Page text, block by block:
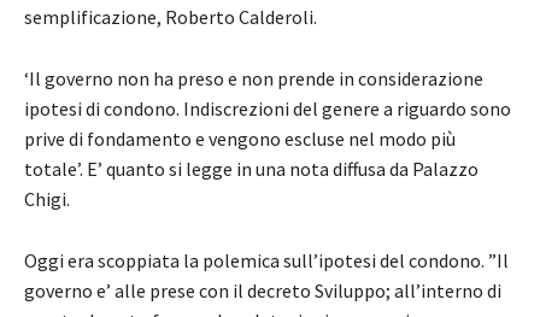
semplificazione, Roberto Calderoli.
‘Il governo non ha preso e non prende in considerazione
ipotesi di condono. Indiscrezioni del genere a riguardo sono
prive di fondamento e vengono escluse nel modo più
totale’. E’ quanto si legge in una nota diffusa da Palazzo
Chigi.
Oggi era scoppiata la polemica sull’ipotesi del condono. ”Il
governo e’ alle prese con il decreto Sviluppo; all’interno di